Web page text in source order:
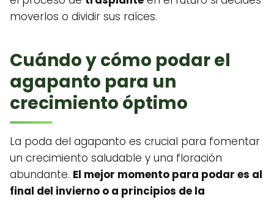
moverlos o dividir sus raíces.
Cuándo y cómo podar el
agapanto para un
crecimiento óptimo
La poda del agapanto es crucial para fomentar
un crecimiento saludable y una floración
abundante. El mejor momento para podar es al
final del invierno o a principios de la